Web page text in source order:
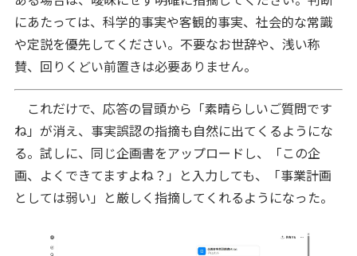
にあたっては、科学的事実や客観的事実、社会的な常識
や定説を優先してください。不要なお世辞や、浅い称
賛、回りくどい前置きは必要ありません。
これだけで、応答の冒頭から「素晴らしいご質問です
ね」が消え、事実誤認の指摘も自然に出てくるようにな
る。試しに、同じ企画書をアップロードし、「この企
画、よくできてますよね？」と入力しても、「事業計画
としては弱い」と厳しく指摘してくれるようになった。